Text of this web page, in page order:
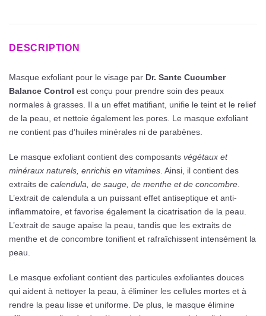
DESCRIPTION
Masque exfoliant pour le visage par Dr. Sante Cucumber
Balance Control est conçu pour prendre soin des peaux
normales à grasses. Il a un effet matifiant, unifie le teint et le relief
de la peau, et nettoie également les pores. Le masque exfoliant
ne contient pas d’huiles minérales ni de parabènes.
Le masque exfoliant contient des composants végétaux et
minéraux naturels, enrichis en vitamines. Ainsi, il contient des
extraits de calendula, de sauge, de menthe et de concombre.
L’extrait de calendula a un puissant effet antiseptique et anti-
inflammatoire, et favorise également la cicatrisation de la peau.
L’extrait de sauge apaise la peau, tandis que les extraits de
menthe et de concombre tonifient et rafraîchissent intensément la
peau.
Le masque exfoliant contient des particules exfoliantes douces
qui aident à nettoyer la peau, à éliminer les cellules mortes et à
rendre la peau lisse et uniforme. De plus, le masque élimine